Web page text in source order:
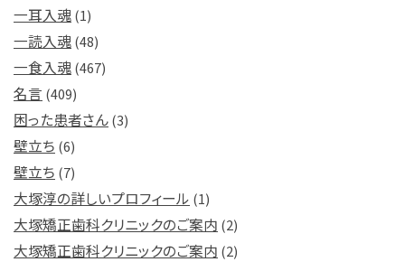
一耳入魂(1)
一読入魂(48)
一食入魂(467)
名言 (409)
困った患者さん(3)
壁立ち (6)
壁立ち (7)
大塚淳の詳しいプロフィール (1)
大塚矯正歯科クリニックのご案内 (2)
大塚矯正歯科クリニックのご案内 (2)